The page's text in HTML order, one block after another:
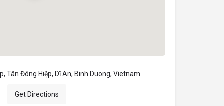
Tân Đông Hiệp, Dĩ An, Binh Duong, Vietnam
Get Directions